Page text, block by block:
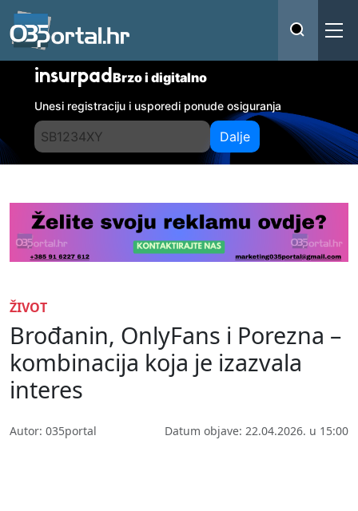
insurpadBrzo i digitalno
Unesi registraciju i usporedi ponude osiguranja
Dalje
ŽIVOT
Brođanin, OnlyFans i Porezna –
kombinacija koja je izazvala
interes
Autor: 035portal Datum objave: 22.04.2026. u 15:00